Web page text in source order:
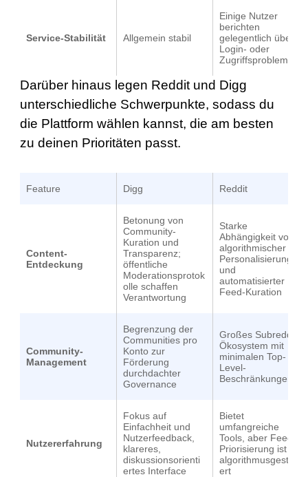
Service-Stabilität Allgemein stabil
Einige Nutzer
berichten
gelegentlich über
Login- oder
Zugriffsprobleme
Darüber hinaus legen Reddit und Digg
unterschiedliche Schwerpunkte, sodass du
die Plattform wählen kannst, die am besten
zu deinen Prioritäten passt.
Feature Digg Reddit
Content-
Entdeckung
Betonung von
Community-
Kuration und
Transparenz;
öffentliche
Moderationsprotok
olle schaffen
Verantwortung
Starke
Abhängigkeit von
algorithmischer
Personalisierung
und
automatisierter
Feed-Kuration
Community-
Management
Begrenzung der
Communities pro
Konto zur
Förderung
durchdachter
Governance
Großes Subreddit-
Ökosystem mit
minimalen Top-
Level-
Beschränkungen
Nutzererfahrung
Fokus auf
Einfachheit und
Nutzerfeedback,
klareres,
diskussionsorienti
ertes Interface
Bietet
umfangreiche
Tools, aber Feed-
Priorisierung ist oft
algorithmusgesteu
ert